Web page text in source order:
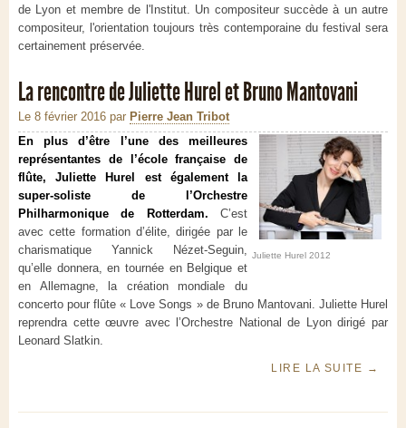
de Lyon et membre de l'Institut. Un compositeur succède à un autre
compositeur, l'orientation toujours très contemporaine du festival sera
certainement préservée.
La rencontre de Juliette Hurel et Bruno Mantovani
Le 8 février 2016 par Pierre Jean Tribot
Juliette Hurel 2012
En plus d’être l’une des meilleures
représentantes de l’école française de
flûte, Juliette Hurel est également la
super-soliste de l’Orchestre
Philharmonique de Rotterdam. C’est
avec cette formation d’élite, dirigée par le
charismatique Yannick Nézet-Seguin,
qu’elle donnera, en tournée en Belgique et
en Allemagne, la création mondiale du
concerto pour flûte « Love Songs » de Bruno Mantovani. Juliette Hurel
reprendra cette œuvre avec l’Orchestre National de Lyon dirigé par
Leonard Slatkin.
LIRE LA SUITE →